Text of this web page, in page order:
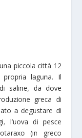
piccola città 12
laguna. Il
saline, da dove
greca di
a degustare di
l’uova di pesce
(in greco